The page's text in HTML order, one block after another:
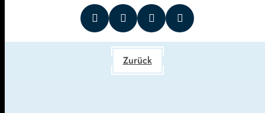
Zurück